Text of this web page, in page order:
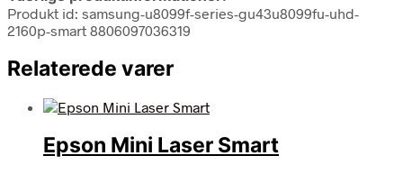
Produkt id: samsung-u8099f-series-gu43u8099fu-uhd-
2160p-smart 8806097036319
Relaterede varer
Epson Mini Laser Smart